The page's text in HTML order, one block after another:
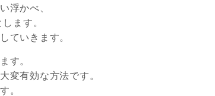
浮かべ、
します。
していきます。
す。
変有効な方法です。
。